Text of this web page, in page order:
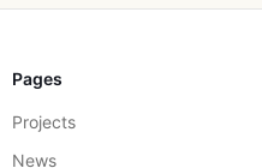
Pages
Projects
News